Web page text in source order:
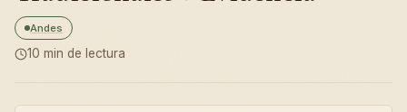
Andes
10 min de lectura